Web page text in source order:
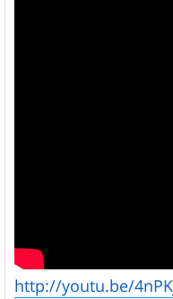
http://youtu.be/